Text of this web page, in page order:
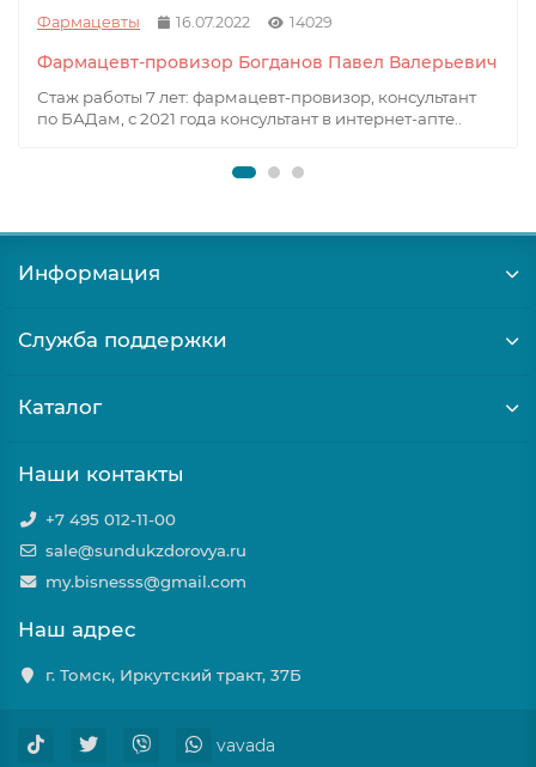
Фармацевты 16.07.2022 14029
Фармацевт-провизор Богданов Павел Валерьевич
Стаж работы 7 лет: фармацевт-провизор, консультант
по БАДам, с 2021 года консультант в интернет-апте..
Информация
Служба поддержки
Каталог
Наши контакты
+7 495 012-11-00
sale@sundukzdorovya.ru
my.bisnesss@gmail.com
Наш адрес
г. Томск, Иркутский тракт, 37Б
vavada